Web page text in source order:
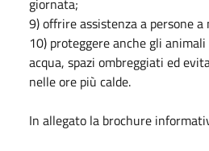
giornata;
9) offrire assistenza a persone a
10) proteggere anche gli
acqua, spazi ombreggiati ed
nelle ore più calde.
In allegato la brochure